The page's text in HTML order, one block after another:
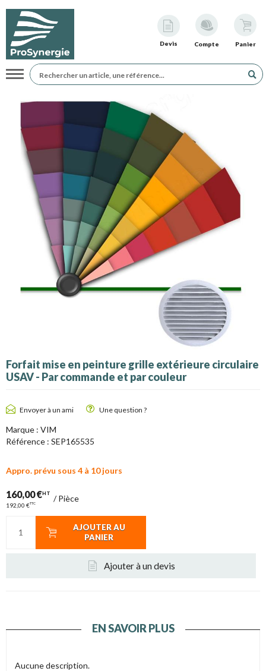
Devis Compte Panier
Navigation
Forfait mise en peinture grille extérieure circulaire
USAV - Par commande et par couleur
Envoyer à un ami Une question ?
Marque : VIM
Référence : SEP165535
Appro. prévu sous 4 à 10 jours
160,00 €HT
192,00 €TTC /Pièce
AJOUTER AU
PANIER
Ajouter à un devis
EN SAVOIR PLUS
Aucune description.